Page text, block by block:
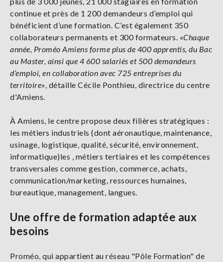
continue et près de 1 200 demandeurs d’emploi qui
bénéficient d’une formation. C’est également 350
collaborateurs permanents et 300 formateurs. «Chaque
année, Proméo Amiens forme plus de 400 apprentis, du Bac
au Master, ainsi que 4 600 salariés et 500 demandeurs
d’emploi, en collaboration avec 725 entreprises du
territoire», détaille Cécile Ponthieu, directrice du centre
d'Amiens.
À Amiens, le centre propose deux filières stratégiques :
les métiers industriels (dont aéronautique, maintenance,
usinage, logistique, qualité, sécurité, environnement,
informatique)les , métiers tertiaires et les compétences
transversales comme gestion, commerce, achats,
communication/marketing, ressources humaines,
bureautique, management, langues.
Une offre de formation adaptée aux
besoins
Proméo, qui appartient au réseau "Pôle Formation" de